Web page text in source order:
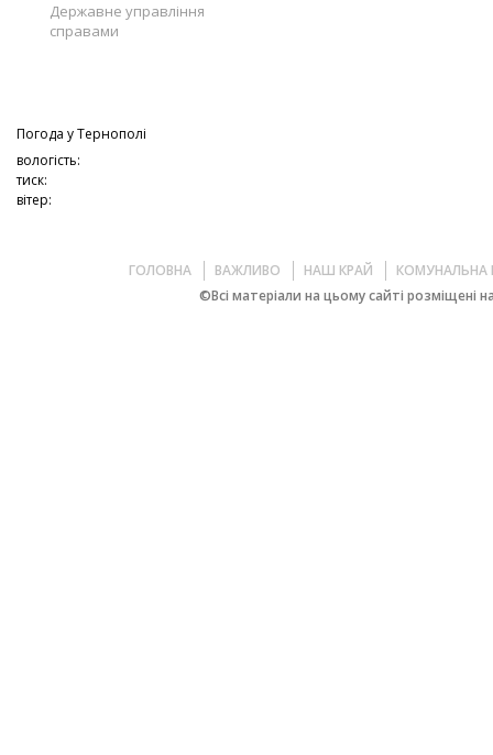
Державне управління
справами
Погода уТернополі
вологість:
тиск:
вітер:
ГОЛОВНА ВАЖЛИВО НАШ КРАЙ
КОМУНАЛЬНА
©Всі матеріали на цьому сайті розміщені